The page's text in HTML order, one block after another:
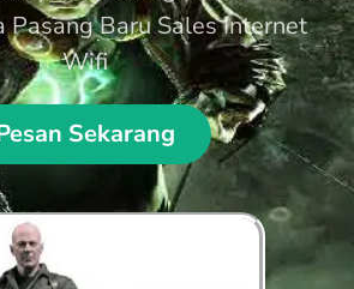
Pasang Baru Sales Internet
Wifi
Sekarang